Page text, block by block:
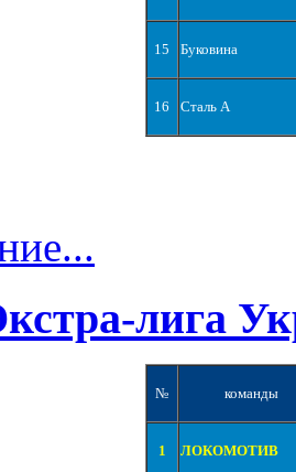
15 Буковина
16 Сталь А
лига
№ команды
1 ЛОКОМОТИВ